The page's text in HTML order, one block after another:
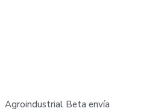
Agroindustrial Beta envía